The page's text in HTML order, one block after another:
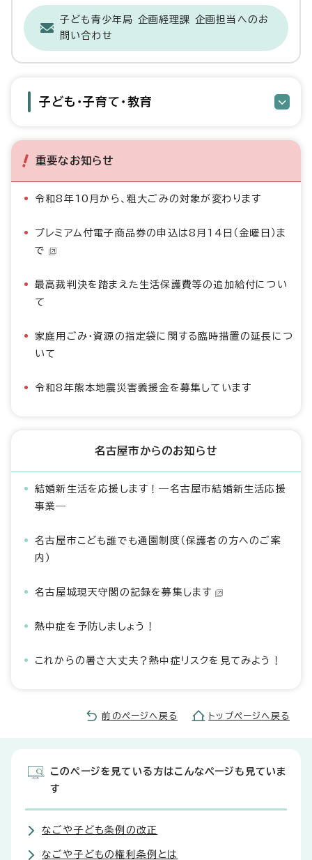
子ども青少年局 企画経理課 企画担当へのお
問い合わせ
子ども・子育て・教育
重要なお知らせ
令和8年10月から、粗大ごみの対象が変わります
プレミアム付電子商品券の申込は8月14日（金曜日）ま
で
最高裁判決を踏まえた生活保護費等の追加給付につい
て
家庭用ごみ・資源の指定袋に関する臨時措置の延長につ
いて
令和8年熊本地震災害義援金を募集しています
名古屋市からのお知らせ
結婚新生活を応援します！―名古屋市結婚新生活応援
事業―
名古屋市こども誰でも通園制度（保護者の方へのご案
内）
名古屋城現天守閣の記録を募集します
熱中症を予防しましょう！
これからの暑さ大丈夫？熱中症リスクを見てみよう！
前のページへ戻る トップページへ戻る
このページを見ている方はこんなページも見ていま
す
なごや子ども条例の改正
なごや子どもの権利条例とは